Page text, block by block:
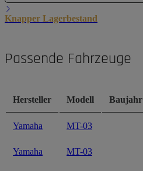
Knapper Lagerbestand
Passende Fahrzeuge
Hersteller Modell Baujahr
Yamaha MT-03
Yamaha MT-03